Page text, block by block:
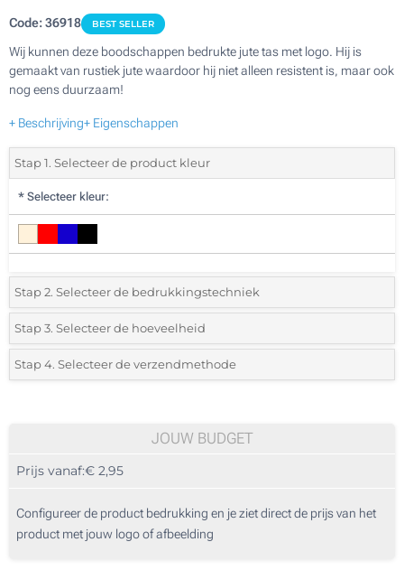
Code:36918 BEST SELLER
Wij kunnen deze boodschappen bedrukte jute tas met logo. Hij is
gemaakt van rustiek jute waardoor hij niet alleen resistent is, maar ook
nog eens duurzaam!
+ Beschrijving+ Eigenschappen
Stap 1. Selecteer de product kleur
* Selecteer kleur:
Stap 2. Selecteer de bedrukkingstechniek
*Selecteer de bedrukking en kleuren van het logo:
1 Kleur (Aan een kant)
Stap 3. Selecteer de hoeveelheid
*Selecteer uit de lijst of voeg het gewenste aantal in
20
100
Stap 4. Selecteer de verzendmethode
JOUW BUDGET
Prijs vanaf:€ 2,95
Configureer de product bedrukking en je ziet direct de prijs van het
product met jouw logo of afbeelding